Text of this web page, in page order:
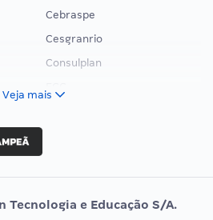
Cebraspe
Cesgranrio
Consulplan
Vunesp
Veja mais
Tecnologia e Educação S/A.